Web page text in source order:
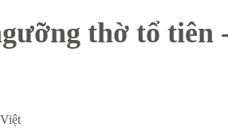
thờ tổ tiên